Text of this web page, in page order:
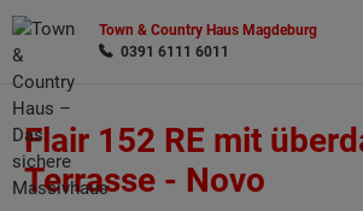
Town & Country Haus Magdeburg
0391 6111 6011
Flair 152 RE mit
Terrasse - Novo
Wonach möchten Sie